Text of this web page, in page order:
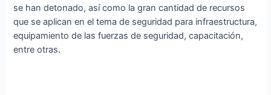
se han detonado, así como la gran cantidad de recursos
que se aplican en el tema de seguridad para infraestructura,
equipamiento de las fuerzas de seguridad, capacitación,
entre otras.